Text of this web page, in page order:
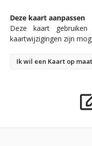
Deze kaart aanpassen
Deze kaart
kaartwijzigingen zijn
Ik wil een Kaart op maat